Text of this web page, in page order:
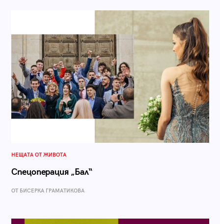
НЕЩАТА ОТ ЖИВОТА
Спецоперация „Бал“
ОТ БИСЕРКА ГРАМАТИКОВА